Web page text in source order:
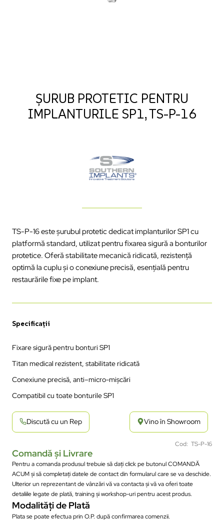
ȘURUB PROTETIC PENTRU
IMPLANTURILE SP1, TS-P-16
TS-P-16 este șurubul protetic dedicat implanturilor SP1 cu
platformă standard, utilizat pentrufixarea sigură a bonturilor
protetice. Oferă stabilitate mecanică ridicată, rezistență
optimă la cuplușioconexiune precisă, esențială pentru
restaurărilefixe peimplant.
Specificații
Fixare sigură pentru bonturi SP1
Titan medical rezistent, stabilitateridicată
Conexiuneprecisă, anti–micro-mișcări
Compatibil cu toatebonturileSP1
Discută cu un Rep Vino în Showroom
Cod: TS-P-16
Comandă și Livrare
Pentru a comanda produsul trebuie să dați click pe butonul COMANDĂ
ACUM și să completați datele de contact din formularul care se va deschide.
Ulterior un reprezentant de vânzări vă va contacta și vă va oferi toate
detaliile legate de plată, training și workshop-uri pentru acest produs.
Modalități de Plată
Plata se poate efectua prin O.P. după confirmarea comenzii.